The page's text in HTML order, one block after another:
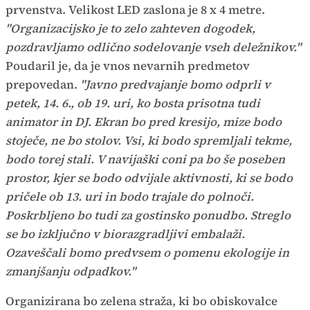
prvenstva. Velikost LED zaslona je 8 x 4 metre.
"Organizacijsko je to zelo zahteven dogodek,
pozdravljamo odlično sodelovanje vseh deležnikov."
Poudaril je, da je vnos nevarnih predmetov
prepovedan. "Javno predvajanje bomo odprli v
petek, 14. 6., ob 19. uri, ko bosta prisotna tudi
animator in DJ. Ekran bo pred kresijo, mize bodo
stoječe, ne bo stolov. Vsi, ki bodo spremljali tekme,
bodo torej stali. V navijaški coni pa bo še poseben
prostor, kjer se bodo odvijale aktivnosti, ki se bodo
pričele ob 13. uri in bodo trajale do polnoči.
Poskrbljeno bo tudi za gostinsko ponudbo. Streglo
se bo izključno v biorazgradljivi embalaži.
Ozaveščali bomo predvsem o pomenu ekologije in
zmanjšanju odpadkov."
Organizirana bo zelena straža, ki bo obiskovalce